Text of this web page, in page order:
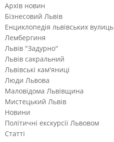
Архів новин
Бізнесовий Львів
Енциклопедія львівських вулиць
Лембергиня
Львів "Задурно"
Львів сакральний
Львівські кам'яниці
Люди Львова
Маловідома Львівщина
Мистецький Львів
Новини
Політичні екскурсії Львовом
Статті